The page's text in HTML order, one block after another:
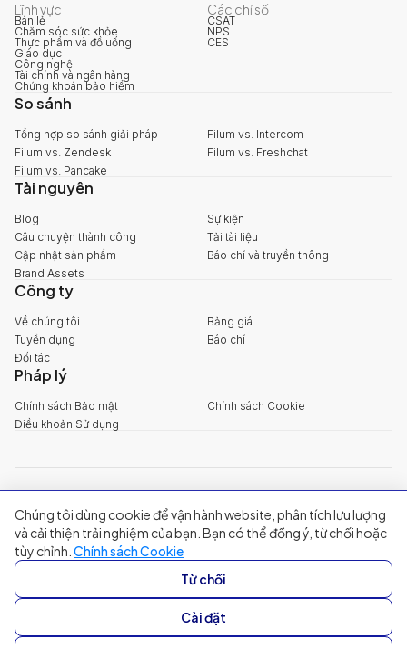
Lĩnh vực
Bán lẻ
Chăm sóc sức khỏe
Thực phẩm và đồ uống
Giáo dục
Công nghệ
Tài chính và ngân hàng
Chứng khoán bảo hiểm
Các chỉ số
CSAT
NPS
CES
So sánh
Tổng hợp so sánh giải pháp
Filum vs. Intercom
Filum vs. Zendesk
Filum vs. Freshchat
Filum vs. Pancake
Tài nguyên
Blog
Sự kiện
Câu chuyện thành công
Tải tài liệu
Cập nhật sản phẩm
Báo chí và truyền thông
Brand Assets
Công ty
Về chúng tôi
Bảng giá
Tuyển dụng
Báo chí
Đối tác
Pháp lý
Chính sách Bảo mật
Chính sách Cookie
Điều khoản Sử dụng
+84 888 18 1313
Trụ sở chính: Tầng 03, 65-67 Đường B4, Khu đô thị Sala, Phường An
Khánh, TP Hồ Chí Minh
Singapore:20A Tanjong Pagar Road, Singapore
© 2024 Filum Inc. All rights reserved.
Chúng tôi dùng cookie để vận hành website, phân tích lưu lượng
và cải thiện trải nghiệm của bạn. Bạn có thể đồng ý, từ chối hoặc
tùy chỉnh. Chính sách Cookie
Từ chối
Cài đặt